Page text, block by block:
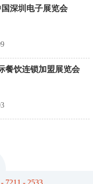
深圳电子展览会
餐饮连锁加盟展览会